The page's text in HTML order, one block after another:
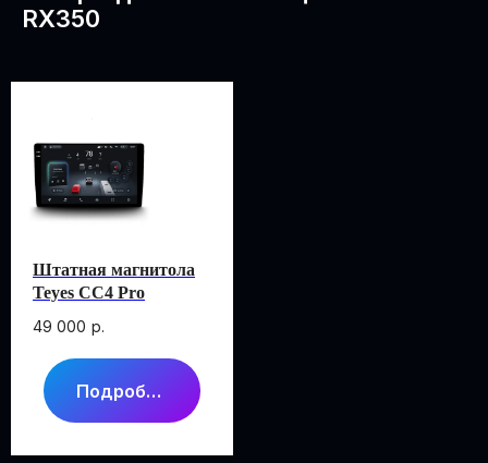
RX350
Штатная магнитола
Teyes CC4 Pro
49 000 р.
Подробнее